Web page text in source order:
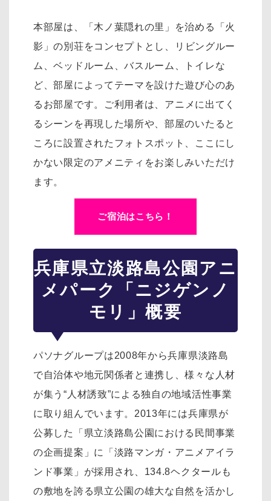
本部屋は、「木ノ葉隠れの里」を治める「火
影」の別荘をコンセプトとし、リ ビングルー
ム、ベッドルーム、バスルーム、トイレな
ど、部屋によってテーマを設けた遊び心のあ
るお部屋です。
ご利用者は、アニメに出てく
るシーンを再現した場所や、部屋のいたると
ころに設置されたフォトスポット、
ここにし
かない限定のアメニティをお楽しみいただけ
ます。
ご宿泊はこちら！
兵庫県立淡路島公園アニ
メパーク「ニジゲンノ
モリ」概要
パソナグループは2008年から兵庫県淡路島
で自治体や地元関係者と連携し、様々な人材
が集う“人材誘致”による独自の地域活性事業
に取り組んでいます。2013年には兵庫県が
公募した「県立淡路島公園における民間事業
の企画提案」に「淡路マンガ・アニメアイラ
ンド事業」が採用され、134.8ヘクタールも
の敷地を誇る県立公園の雄大な自然を活かし